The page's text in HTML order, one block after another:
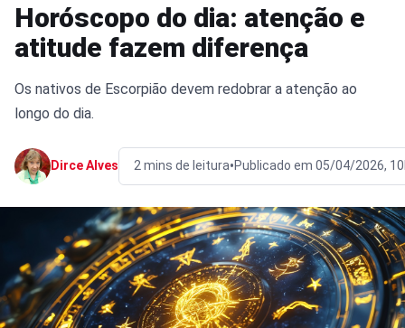
Horóscopo do dia: atenção e
atitude fazem diferença
Os nativos de Escorpião devem redobrar a atenção ao
longo do dia.
Dirce Alves 2 mins de leitura•Publicado em 05/04/2026,